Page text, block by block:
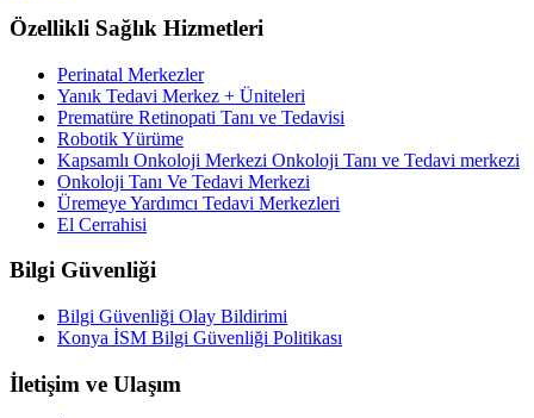
Özellikli Sağlık Hizmetleri
Perinatal Merkezler
Yanık Tedavi Merkez + Üniteleri
Prematüre Retinopati Tanı ve Tedavisi
Robotik Yürüme
Kapsamlı Onkoloji Merkezi Onkoloji Tanı ve Tedavi merkezi
Onkoloji Tanı Ve Tedavi Merkezi
Üremeye Yardımcı Tedavi Merkezleri
El Cerrahisi
Bilgi Güvenliği
Bilgi Güvenliği Olay Bildirimi
Konya İSM Bilgi Güvenliği Politikası
İletişim ve Ulaşım